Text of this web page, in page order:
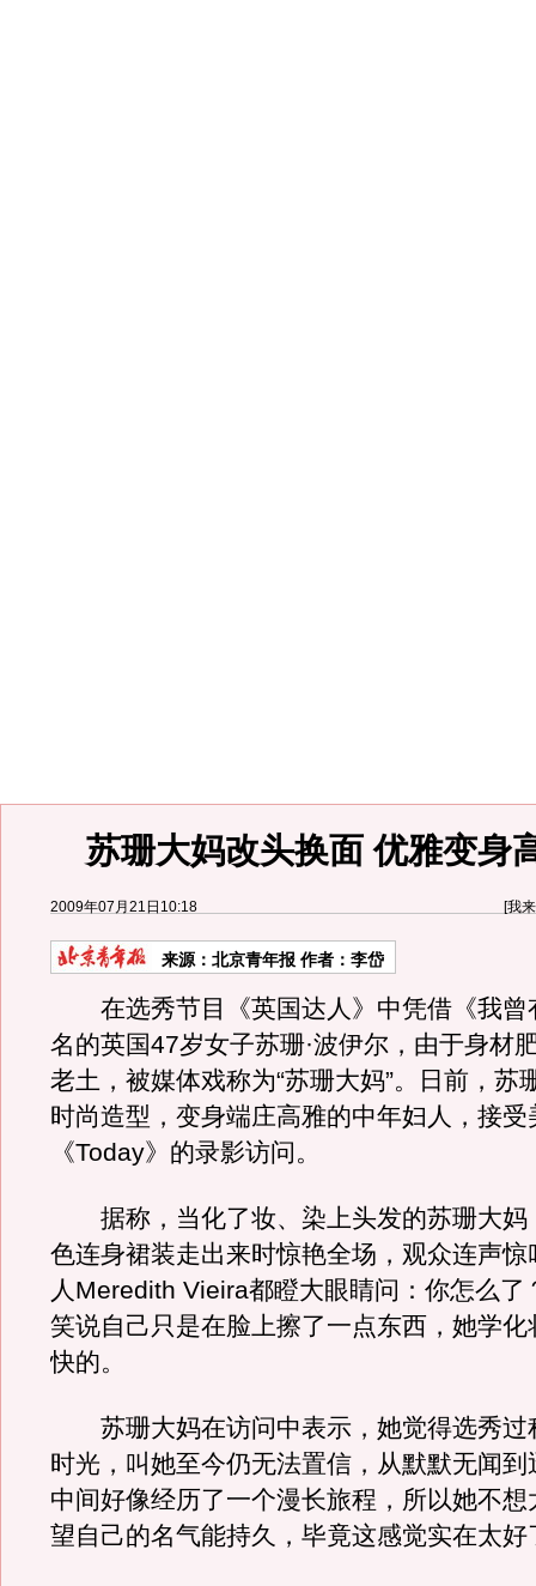
苏珊大妈改头换面 优雅变身
2009年07月21日10:18 [我
来源： 北京青年报作者：李岱
在选秀节目《英国达人》中凭借《我曾
名的英国47岁女子苏珊·波伊尔，由于身材
老土，被媒体戏称为“苏珊大妈”。日前，苏
时尚造型，变身端庄高雅的中年妇人，接受
《Today》的录影访问。
据称，当化了妆、染上头发的苏珊大妈
色连身裙装走出来时惊艳全场，观众连声惊
人Meredith Vieira都瞪大眼睛问：你怎么了
笑说自己只是在脸上擦了一点东西，她学化
快的。
苏珊大妈在访问中表示，她觉得选秀过
时光，叫她至今仍无法置信，从默默无闻到
中间好像经历了一个漫长旅程，所以她不想
望自己的名气能持久，毕竟这感觉实在太好